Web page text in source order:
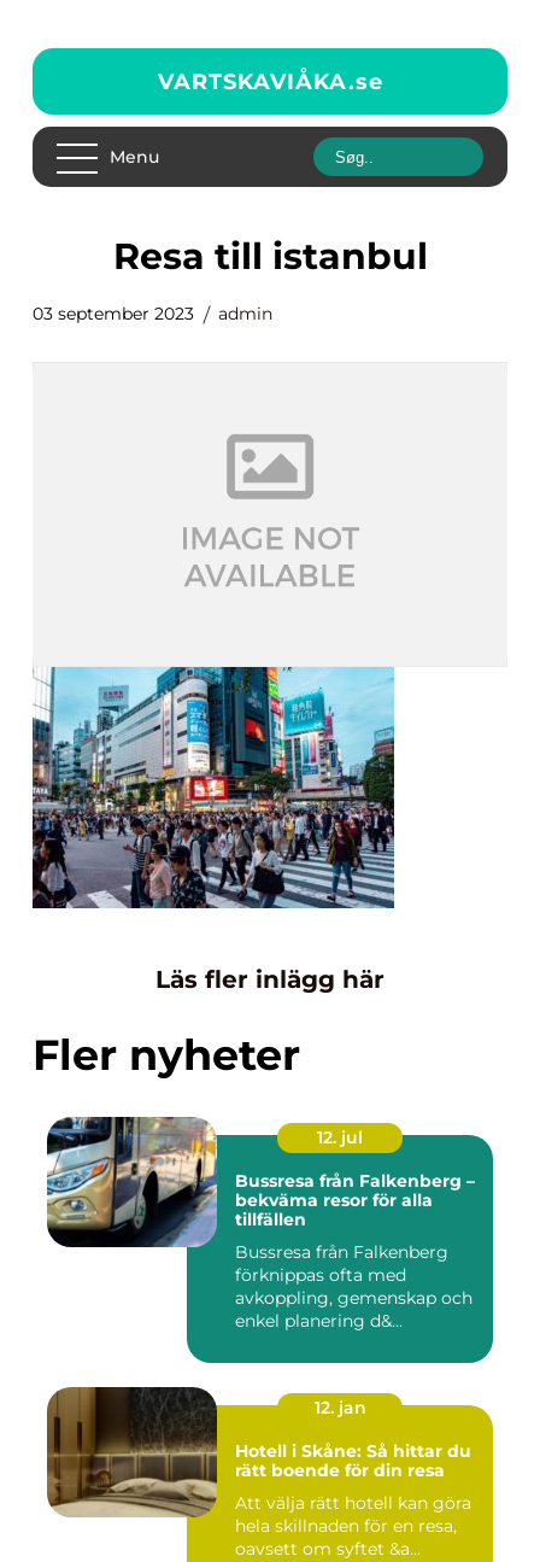
VARTSKAVIÅKA.se
Menu
resa till istanbul
03 september 2023 admin
Läs fler inlägg här
Fler nyheter
12. jul
Bussresa från Falkenberg –
bekväma resor för alla
tillfällen
Bussresa från Falkenberg
förknippas ofta med
avkoppling, gemenskap och
enkel planering d&...
12. jan
Hotell i Skåne: Så hittar du
rätt boende för din resa
Att välja rätt hotell kan göra
hela skillnaden för en resa,
oavsett om syftet &a...